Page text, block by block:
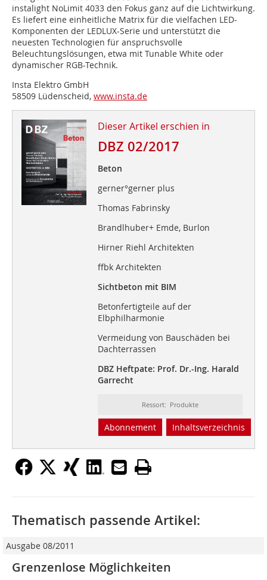
instalight NoLimit 4033 den Fokus ganz auf die Lichtwirkung.
Es liefert eine einheitliche Matrix für die vielfachen LED-
Komponenten der LEDLUX-Serie und unterstützt die
neuesten Technologien für anspruchsvolle
Beleuchtungslösungen, etwa mit Tunable White oder
dynamischer RGB-Technik.
Insta Elektro GmbH
58509 Lüdenscheid, www.insta.de
Dieser Artikel erschien in
DBZ 02/2017
Beton
gerner°gerner plus
Thomas Fabrinsky
Brandlhuber+ Emde, Burlon
Hirner Riehl Architekten
ffbk Architekten
Sichtbeton mit BIM
Betonfertigteile auf der
Elbphilharmonie
Vermeidung von Bauschäden bei
Dachterrassen
DBZ Heftpate: Prof. Dr.-Ing. Harald
Garrecht
Ressort: Produkte
Abonnement Inhaltsverzeichnis
Thematisch passende Artikel:
Ausgabe 08/2011
Grenzenlose Möglichkeiten